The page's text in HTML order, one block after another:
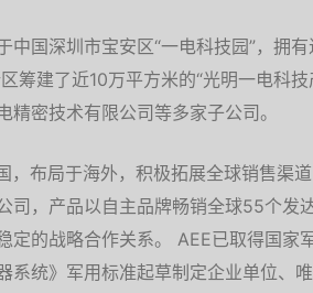
中国深圳市宝安区“一电科技园”，拥
筹建了近10万平方米的“光明一电科
精密技术有限公司等多家子公司。
，布局于海外，积极拓展全球销售渠
司，产品以自主品牌畅销全球55个发
定的战略合作关系。 AEE已取得国家
系统》军用标准起草制定企业单位、